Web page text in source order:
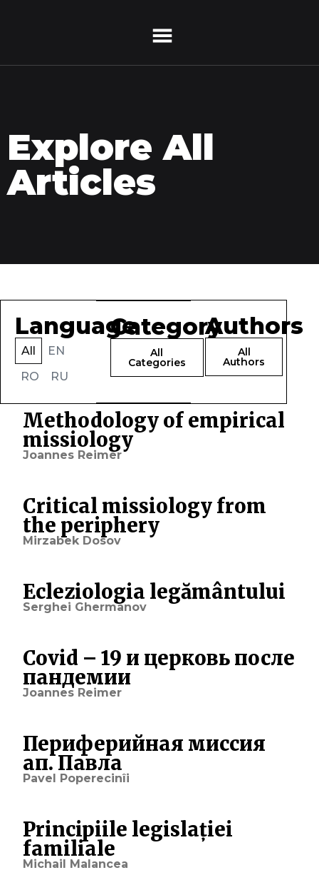
Explore All
Articles
Language
EN
RO
RU
All
Category
All
Categories
Authors
All
Authors
Methodology of empirical
missiology
Joannes Reimer
Critical missiology from
the periphery
Mirzabek Dosov
Ecleziologia legământului
Serghei Ghermanov
Covid – 19 и церковь после
пандемии
Joannes Reimer
Периферийная миссия
ап. Павла
Pavel Poperecinîi
Principiile legislației
familiale
Michail Malancea